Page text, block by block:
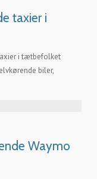
taxier i
i tætbefolket
biler,
Waymo